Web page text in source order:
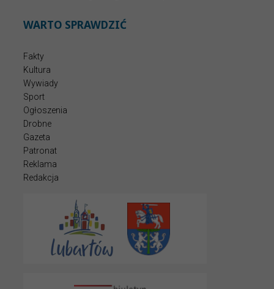
WARTO SPRAWDZIĆ
Fakty
Kultura
Wywiady
Sport
Ogłoszenia
Drobne
Gazeta
Patronat
Reklama
Redakcja